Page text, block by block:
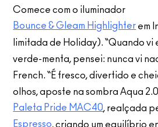
Comece com o iluminador
Bounce & Gleam Highlighter em
limitada de Holiday). “Quando vi
verde-menta, pensei: nunca vi
French. “É fresco, divertido e
olhos, aposte na sombra Aqua
Paleta Pride MAC40, realçada
Espresso, criando um equilíbrio